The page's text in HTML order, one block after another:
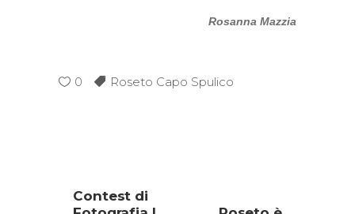
Rosanna Mazzia
0 Roseto Capo Spulico
Contest di